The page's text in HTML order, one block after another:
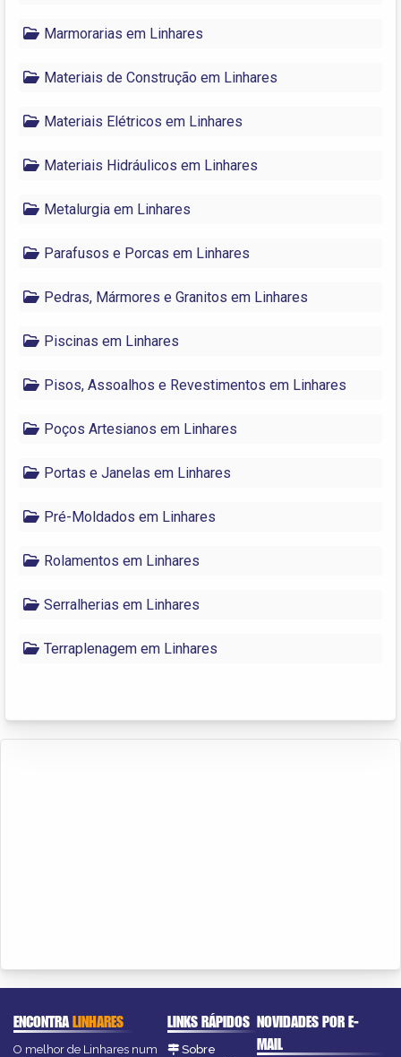
Marmorarias em Linhares
Materiais de Construção em Linhares
Materiais Elétricos em Linhares
Materiais Hidráulicos em Linhares
Metalurgia em Linhares
Parafusos e Porcas em Linhares
Pedras, Mármores e Granitos em Linhares
Piscinas em Linhares
Pisos, Assoalhos e Revestimentos em Linhares
Poços Artesianos em Linhares
Portas e Janelas em Linhares
Pré-Moldados em Linhares
Rolamentos em Linhares
Serralherias em Linhares
Terraplenagem em Linhares
ENCONTRALINHARES
O melhor de Linhares num
LINKS RÁPIDOS
Sobre
NOVIDADES POR E-
MAIL